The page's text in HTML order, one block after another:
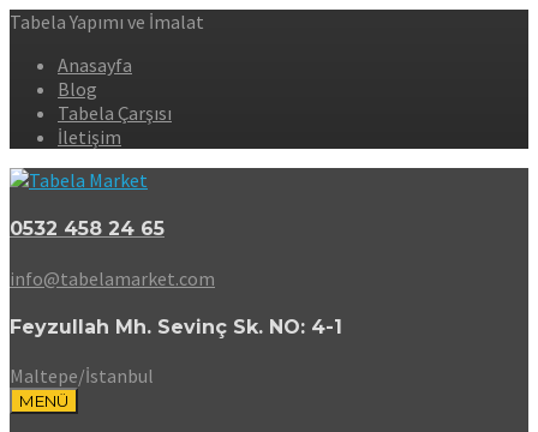
Tabela Yapımı ve İmalat
Anasayfa
Blog
Tabela Çarşısı
İletişim
0532 458 24 65
info@tabelamarket.com
Feyzullah Mh. Sevinç Sk. NO: 4-1
Maltepe/İstanbul
MENÜ